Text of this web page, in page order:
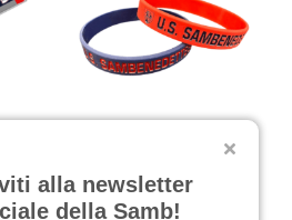
SAMBENEDETTESE
alla newsletter
della Samb!